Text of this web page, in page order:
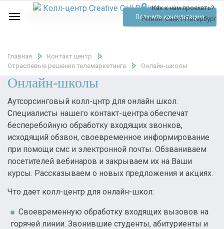
Как к нам проехать?
Регион:Санкт-Петербург
Отзывы
Тарифы
Контакты
Обратный звонок
Позвонить
Получить консультацию
Главная
Контакт центр
Отраслевые решения телемаркетинга
Онлайн-школы
Онлайн-школы
Аутсорсинговый колл-цнтр для онлайн школ.
Специалисты нашего контакт-центра обеспечат
бесперебойную обработку входящих звонков,
исходящий обзвон, своевременное информирование
при помощи смс и электронной почты. Обзваниваем
посетителей вебинаров и закрываем их на Ваши
курсы. Рассказываем о новых предложения и акциях.
Что дает колл-центр для онлайн-школ:
Своевременную обработку входящих вызовов на
горячей линии. Звонившие студенты, абитуриенты и